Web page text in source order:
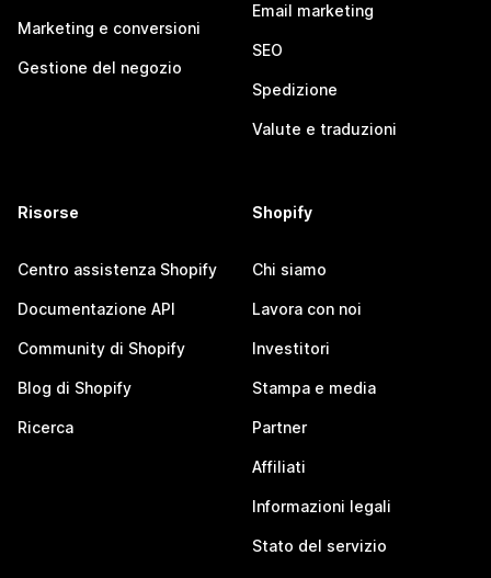
Marketing e conversioni
Gestione del negozio
Email marketing
SEO
Spedizione
Valute e traduzioni
Risorse
Centro assistenza Shopify
Documentazione API
Community di Shopify
Blog di Shopify
Ricerca
Shopify
Chi siamo
Lavora con noi
Investitori
Stampa e media
Partner
Affiliati
Informazioni legali
Stato del servizio